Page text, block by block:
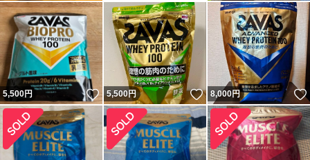
5,500円 いいね！
5,500円 いいね！
8,000円